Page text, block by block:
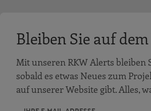
Bleiben Sie auf
Mit unseren RKW Alerts bleiben
sobald es etwas Neues zum
auf unserer Website gibt. Alles,